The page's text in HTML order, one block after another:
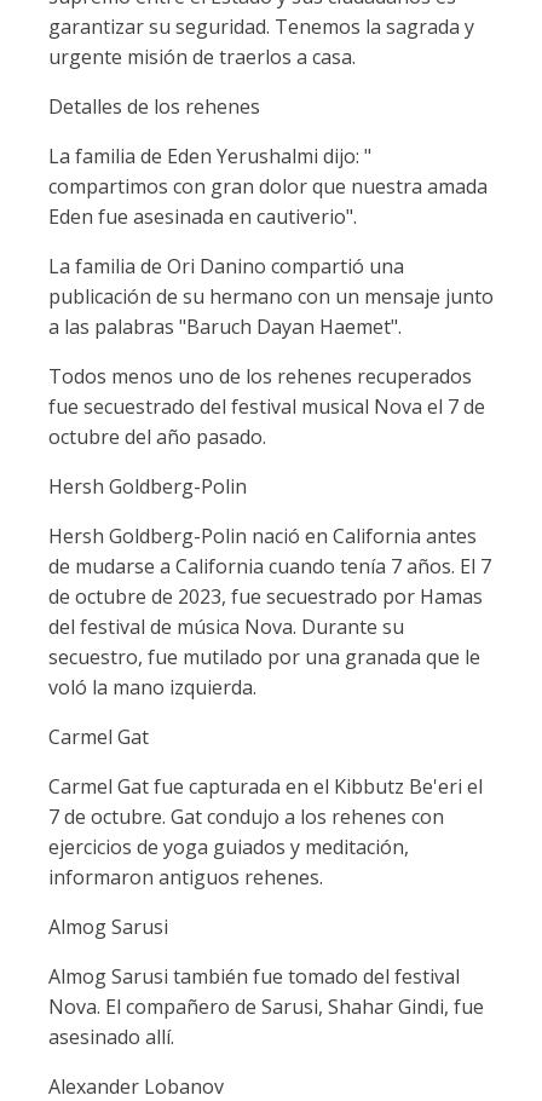
garantizar su seguridad. Tenemos la sagrada y
urgente misión de traerlos a casa.
Detalles de los rehenes
La familia de Eden Yerushalmi dijo: "
compartimos con gran dolor que nuestra amada
Eden fue asesinada en cautiverio".
La familia de Ori Danino compartió una
publicación de su hermano con un mensaje junto
a las palabras "Baruch Dayan Haemet".
Todos menos uno de los rehenes recuperados
fue secuestrado del festival musical Nova el 7 de
octubre del año pasado.
Hersh Goldberg-Polin
Hersh Goldberg-Polin nació en California antes
de mudarse a California cuando tenía 7 años. El 7
de octubre de 2023, fue secuestrado por Hamas
del festival de música Nova. Durante su
secuestro, fue mutilado por una granada que le
voló la mano izquierda.
Carmel Gat
Carmel Gat fue capturada en el Kibbutz Be'eri el
7 de octubre. Gat condujo a los rehenes con
ejercicios de yoga guiados y meditación,
informaron antiguos rehenes.
Almog Sarusi
Almog Sarusi también fue tomado del festival
Nova. El compañero de Sarusi, Shahar Gindi, fue
asesinado allí.
Alexander Lobanov